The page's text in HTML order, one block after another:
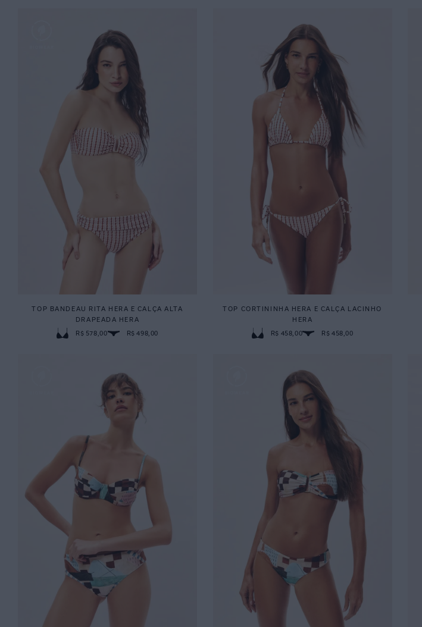
TOP BANDEAU RITA HERA E CALÇA ALTA
DRAPEADA HERA
R$ 578,00
R$ 498,00
TOP CORTININHA HERA E CALÇA LACINHO
HERA
R$ 458,00
R$ 458,00